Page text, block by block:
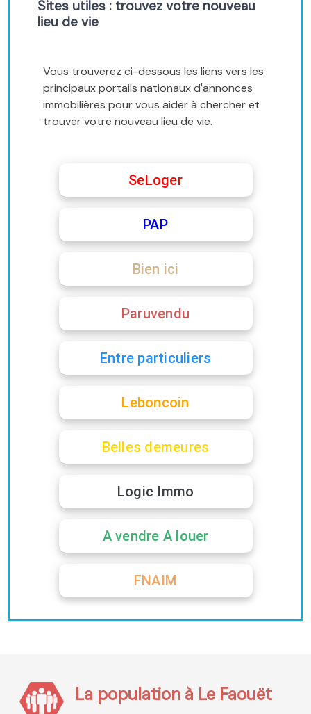
Sites utiles : trouvez votre nouveau
lieu de vie
Vous trouverez ci-dessous les liens vers les
principaux portails nationaux d'annonces
immobilières pour vous aider à chercher et
trouver votre nouveau lieu de vie.
SeLoger
PAP
Bien ici
Paruvendu
Entre particuliers
Leboncoin
Belles demeures
Logic Immo
A vendre A louer
FNAIM
La population à Le Faouët